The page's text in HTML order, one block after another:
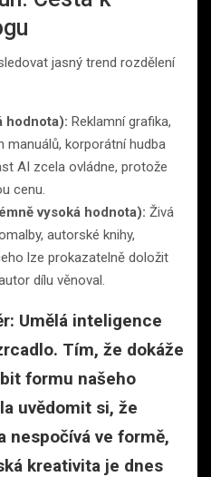
jasný trend rozdělení
hodnota): Reklamní grafika,
manuálů, korporátní hudba
AI zcela ovládne, protože
cenu.
vysoká hodnota): Živá
autorské knihy,
lze prokazatelně doložit
dílu věnoval.
Umělá inteligence
Tím, že dokáže
formu našeho
uvědomit si, že
nespočívá ve formě,
kreativita je dnes